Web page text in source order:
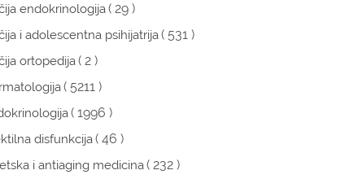
endokrinologija( 29 )
i adolescentna psihijatrija( 531 )
ortopedija( 2 )
( 5211 )
( 1996 )
disfunkcija( 46 )
i antiaging medicina( 232 )